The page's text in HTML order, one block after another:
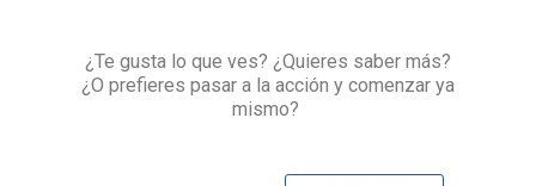
¿Te gusta lo que ves? ¿Quieres saber más?
¿O prefieres pasar a la acción y comenzar ya
mismo?